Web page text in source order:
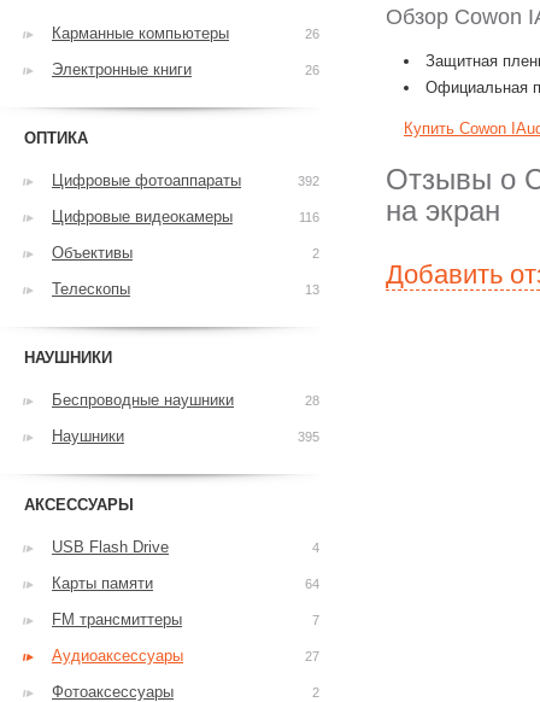
Обзор Cowon
Защитная
Официальная
Купить Cowon
Отзывы о
на экран
Добавить
Карманные компьютеры 26
Электронные книги 26
ОПТИКА
Цифровые фотоаппараты 392
Цифровые видеокамеры 116
Объективы 2
Телескопы 13
НАУШНИКИ
Беспроводные наушники 28
Наушники 395
АКСЕССУАРЫ
USB Flash Drive 4
Карты памяти 64
FM трансмиттеры 7
Аудиоаксессуары 27
Фотоаксессуары 2